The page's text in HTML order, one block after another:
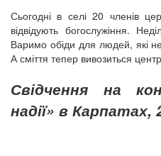
Сьогодні в селі 20 членів
відвідують богослужіння.
Варимо обіди для людей, які
А сміття тепер вивозиться
Свідчення на
надії» в Карпатах,